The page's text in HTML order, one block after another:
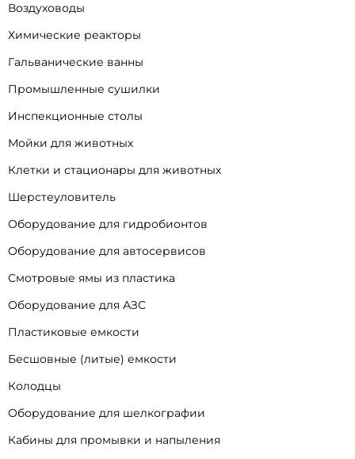
Воздуховоды
Химические реакторы
Гальванические ванны
Промышленные сушилки
Инспекционные столы
Мойки для животных
Клетки и стационары для животных
Шерстеуловитель
Оборудование для гидробионтов
Оборудование для автосервисов
Смотровые ямы из пластика
Оборудование для АЗС
Пластиковые емкости
Бесшовные (литые) емкости
Колодцы
Оборудование для шелкографии
Кабины для промывки и напыления